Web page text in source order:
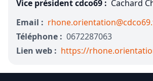
Vice président cdco69 : Cachard
Email :
Téléphone : 0672287063
Lien web : https://